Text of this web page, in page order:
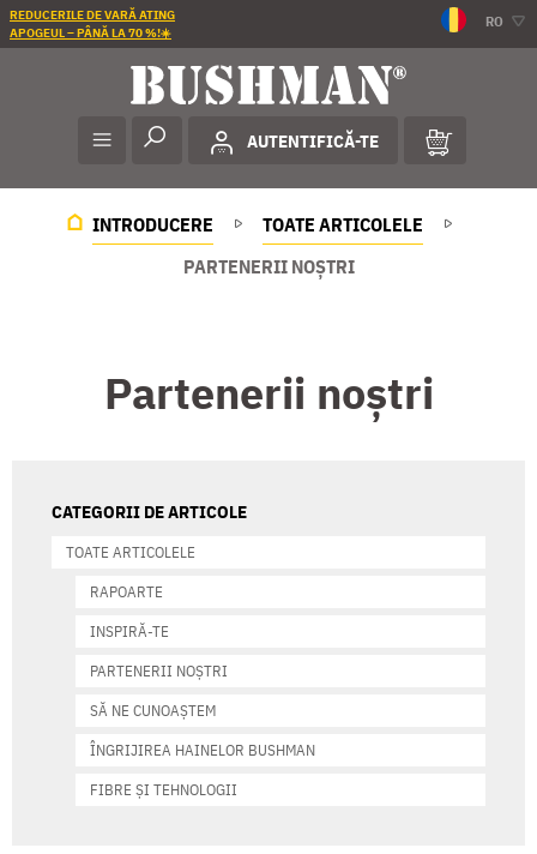
REDUCERILE DE VARĂ ATING
APOGEUL – PÂNĂ LA 70 %!☀️
RO
AUTENTIFICĂ-TE
INTRODUCERE
TOATE ARTICOLELE
PARTENERII NOȘTRI
Partenerii noștri
CATEGORII DE ARTICOLE
TOATE ARTICOLELE
RAPOARTE
INSPIRĂ-TE
PARTENERII NOȘTRI
SĂ NE CUNOAȘTEM
ÎNGRIJIREA HAINELOR BUSHMAN
FIBRE ȘI TEHNOLOGII